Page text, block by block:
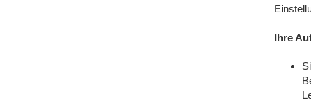
Ihre